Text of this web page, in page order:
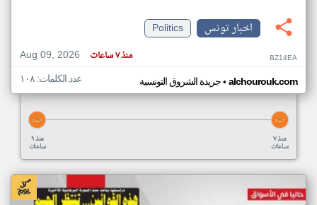
اخبار تونس
Politics
Aug 09, 2026
منذ ٧ ساعات BZ14EA
جريدة الشروق التونسية• alchourouk.com عدد الكلمات: ١٠٨
منذ ٩
ساعات
منذ ٧
ساعات